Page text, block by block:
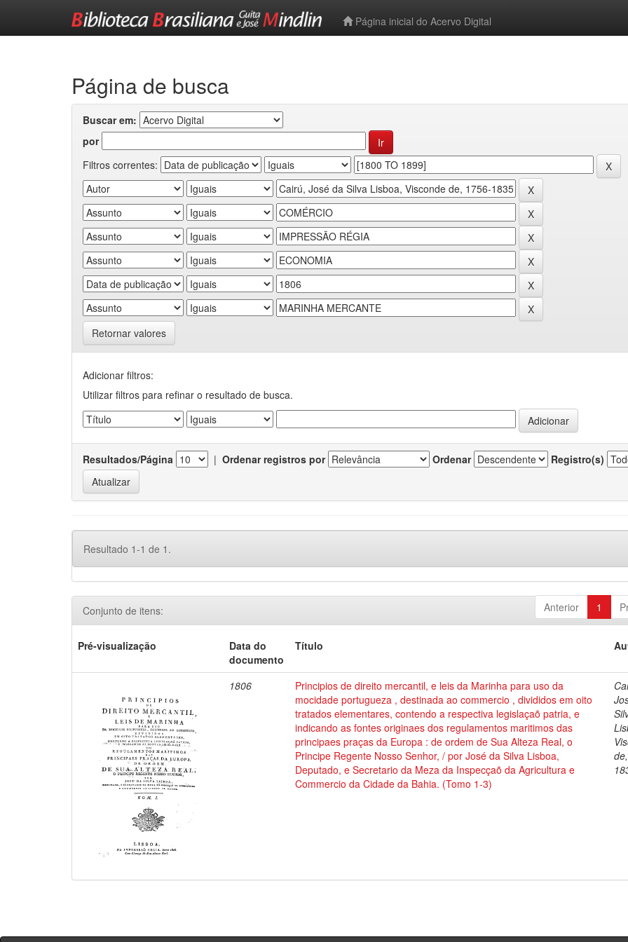
Página inicial do Acervo Digital
Página de busca
Buscar em:
por
Filtros correntes:
Retornar valores
Adicionar filtros:
Utilizar filtros para refinar o resultado de busca.
Resultados/Página | Ordenar registros por Ordenar Registro(s)
Resultado 1-1 de 1.
Anterior 1
Conjunto de itens:
Pré-visualização
Data do
documento
Título
1806
Principios de direito mercantil, e leis da Marinha para uso da
mocidade portugueza , destinada ao commercio , divididos em oito
tratados elementares, contendo a respectiva legislaçaõ patria, e
indicando as fontes originaes dos regulamentos maritimos das
principaes praças da Europa : de ordem de Sua Alteza Real, o
Principe Regente Nosso Senhor, / por José da Silva Lisboa,
Deputado, e Secretario da Meza da Inspecçaõ da Agricultura e
Commercio da Cidade da Bahia. (Tomo 1-3)